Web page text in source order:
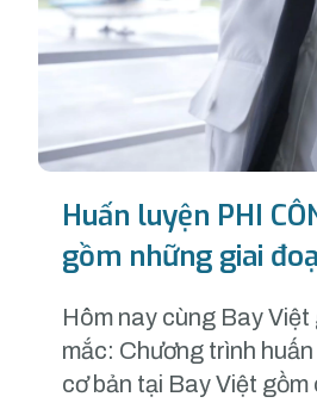
Huấn luyện PHI
gồm những giai
Hôm nay cùng Bay Việt
mắc: Chương trình
cơ bản tại Bay Việt